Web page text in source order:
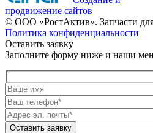
продвижение сайтов
© ООО «РостАктив». Запчасти
Политика конфиденциальности
Оставить заявку
Заполните форму ниже и наши
Оставить заявку